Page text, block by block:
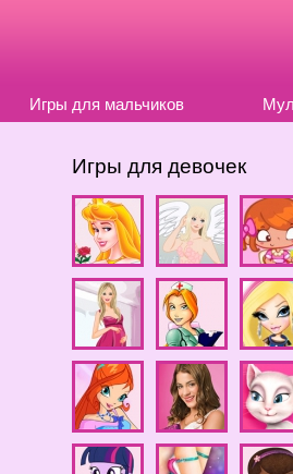
Игры для мальчиков
Игры для девочек